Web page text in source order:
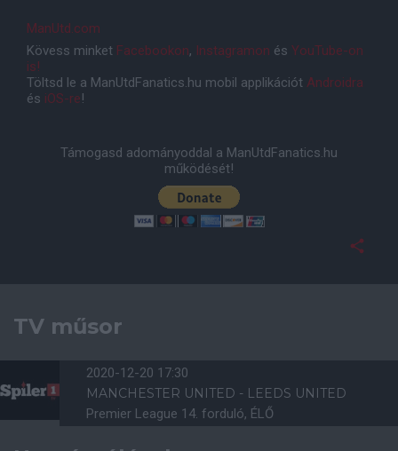
ManUtd.com
Kövess minket Facebookon, Instagramon és YouTube-on
is!
Töltsd le a ManUtdFanatics.hu mobil applikációt Androidra
és iOS-re!
Támogasd adományoddal a ManUtdFanatics.hu
működését!
TV műsor
2020-12-20 17:30
MANCHESTER UNITED - LEEDS UNITED
Premier League 14. forduló, ÉLŐ